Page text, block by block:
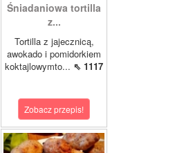
Śniadaniowa tortilla
z...
Tortilla z jajecznicą,
awokado i pomidorkiem
koktajlowymto... ⇖ 1117
Zobacz przepis!